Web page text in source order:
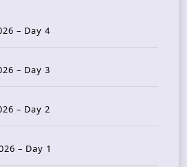
– Day 4
– Day 3
– Day 2
– Day 1